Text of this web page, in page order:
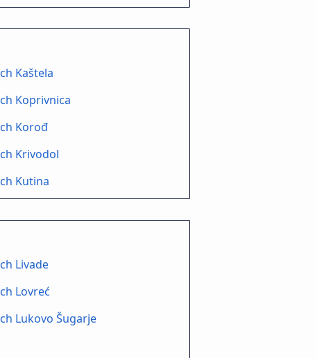
Kaštela
Koprivnica
Korođ
Krivodol
Kutina
Livade
Lovreć
Lukovo Šugarje